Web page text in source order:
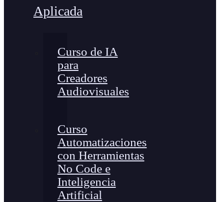
Aplicada
Curso de IA
para
Creadores
Audiovisuales
Curso
Automatizaciones
con Herramientas
No Code e
Inteligencia
Artificial